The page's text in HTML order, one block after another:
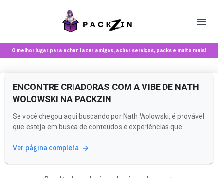
O melhor lugar para achar fazer amigos, achar serviços, packs e muito mais!
ENCONTRE CRIADORAS COM A VIBE DE NATH
WOLOWSKI NA PACKZIN
Se você chegou aqui buscando por Nath Wolowski, é provável
que esteja em busca de conteúdos e experiências que
Na Packzin, entendemos que a busca por criadoras que
Ver página completa